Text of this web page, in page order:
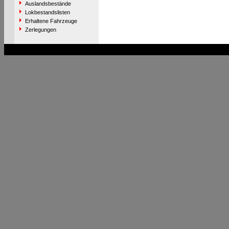
Auslandsbestände
Lokbestandslisten
Erhaltene Fahrzeuge
Zerlegungen